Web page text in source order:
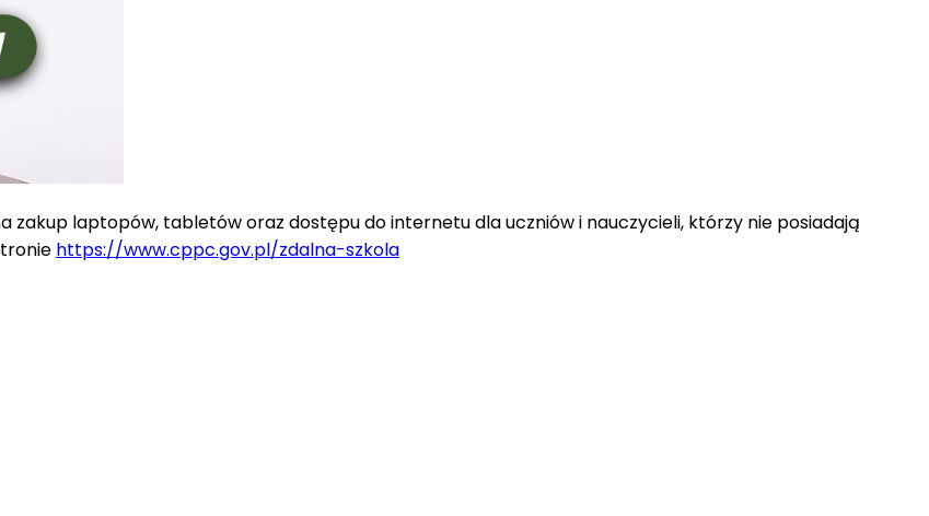
zakup laptopów, tabletów oraz dostępu do internetu dla uczniów i nauczycieli, którzy nie posiadają
https://www.cppc.gov.pl/zdalna-szkola